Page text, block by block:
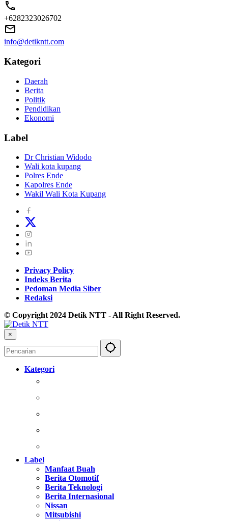
+6282323026702
info@detikntt.com
Kategori
Daerah
Berita
Politik
Pendidikan
Ekonomi
Label
Dr Christian Widodo
Wali kota kupang
Polres Ende
Kapolres Ende
Wakil Wali Kota Kupang
Privacy Policy
Indeks Berita
Pedoman Media Siber
Redaksi
© Copyright 2024 Detik NTT - All Right Reserved.
×
Kategori
Label
Manfaat Buah
Berita Otomotif
Berita Teknologi
Berita Internasional
Nissan
Mitsubishi